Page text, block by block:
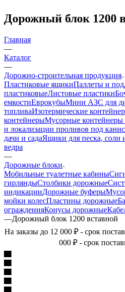
Дорожный блок 1200
Главная
—
Каталог
—
Дорожно-строительная продукция
Пластиковые ящикиПаллеты и
пластиковыеЛистовые пластики
емкостиЕврокубыМини АЗС для
топливаИзотермические
контейнерыМусорные
и локализации проливов под
дачи и садаЯщики для песка, соли
ведра
—
Дорожные блоки
Мобильные туалетные кабины
гирляндыСтолбики дорожные
индикацииДорожные буферы
мойки колесПластины дорожные
огражденияКонусы дорожные
—Дорожный блок 1200 вставной
На заказы до 12 000 ₽ - срок
000 ₽ - срок